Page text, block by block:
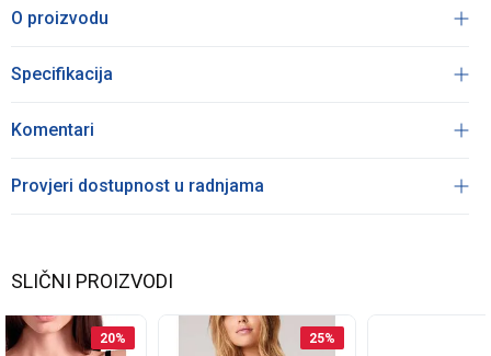
O proizvodu
Specifikacija
Komentari
Provjeri dostupnost u radnjama
SLIČNI PROIZVODI
20% 25%